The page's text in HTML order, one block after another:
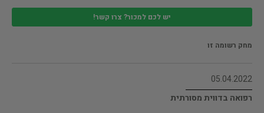
יש לכם למכור? צרו קשר!
מחק רשומה זו
05.04.2022
רפואה בדווית מסורתית